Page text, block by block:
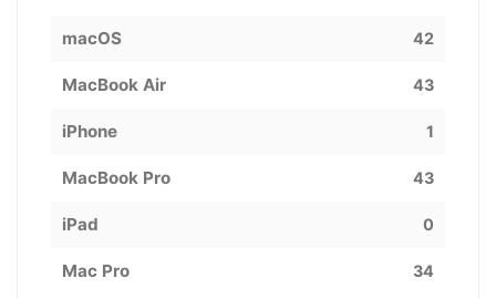
macOS 42
MacBook Air 43
iPhone 1
MacBook Pro 43
iPad 0
Mac Pro 34